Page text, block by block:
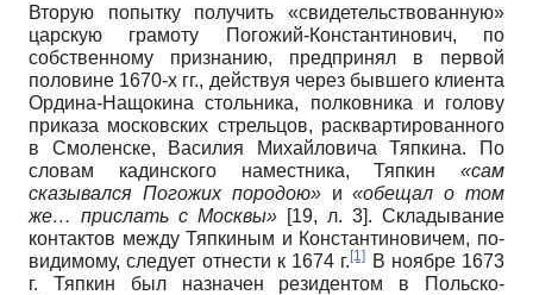
Вторую попытку получить «свидетельствованную»
царскую грамоту Погожий-Константинович, по
собственному признанию, предпринял в первой
половине 1670-х гг., действуя через бывшего клиента
Ордина-Нащокина стольника, полковника и голову
приказа московских стрельцов, расквартированного
в Смоленске, Василия Михайловича Тяпкина. По
словам кадинского наместника, Тяпкин «сам
сказывался Погожих породою»и«обещал о том
же… прислать с Москвы» [19, л. 3]. Складывание
контактов между Тяпкиным и Константиновичем, по-
видимому, следует отнести к 1674 г.[1] В ноябре 1673
г. Тяпкин был назначен резидентом в Польско-